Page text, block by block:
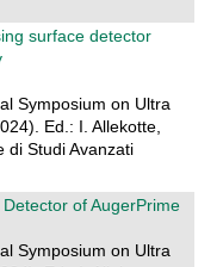
surface detector
Symposium on Ultra
Ed.: I. Allekotte,
di Studi Avanzati
of AugerPrime
Symposium on Ultra